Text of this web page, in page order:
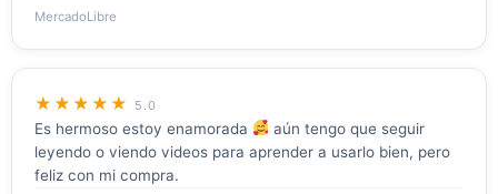
MercadoLibre
★★★★★ 5.0
Es hermoso estoy enamorada
aún tengo que seguir
leyendo o viendo videos para aprender a usarlo bien, pero
feliz con mi compra.